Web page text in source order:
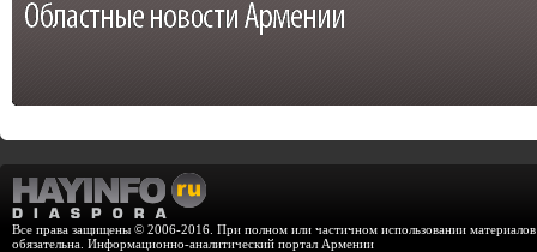
Все права защищены © 2006-2016. При полном или частичном использовании
обязательна. Информационно-аналитический портал Армении